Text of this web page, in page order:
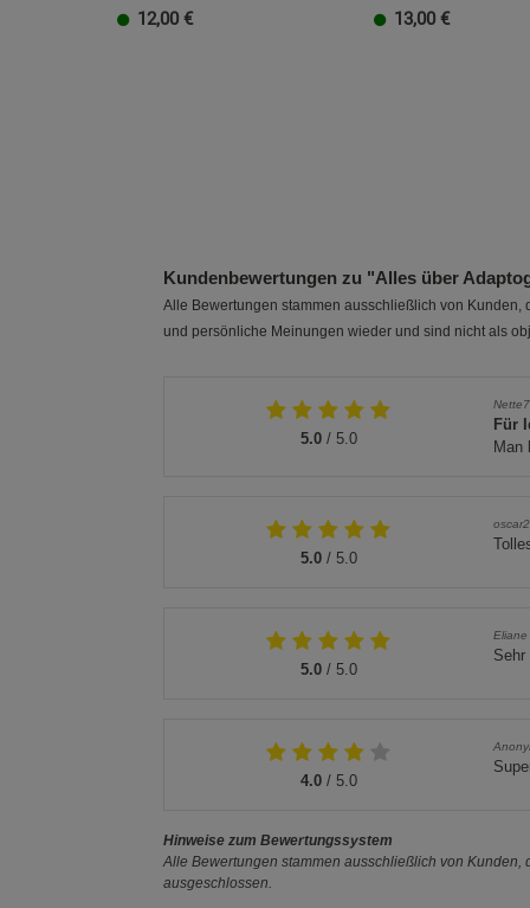
12,00 € 13,00 €
Kundenbewertungen zu "Alles über
Alle Bewertungen stammen ausschließlich von
und persönliche Meinungen wieder und sind nicht als
5.0/ 5.0
Für
Man
5.0/ 5.0
5.0/ 5.0
Eliane
4.0/ 5.0
Hinweise zum Bewertungssystem
Alle Bewertungen stammen ausschließlich von
ausgeschlossen.